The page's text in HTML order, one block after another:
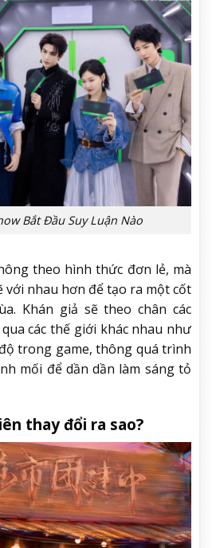
Bắt Đầu Suy Luận Nào
theo hình thức đơn lẻ, mà
với nhau hơn để tạo ra một cốt
Khán giả sẽ theo chân các
các thế giới khác nhau như
trong game, thông quá trình
mối để dần dần làm sáng tỏ
thay đổi ra sao?